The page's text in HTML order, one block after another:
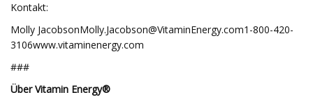
Kontakt:
Molly JacobsonMolly.Jacobson@VitaminEnergy.com1-800-420-
3106www.vitaminenergy.com
###
Über Vitamin Energy®